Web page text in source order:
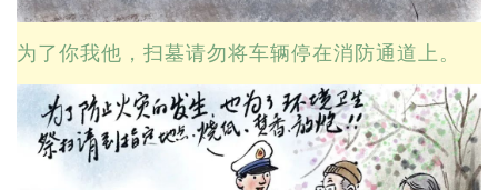
为了你我他，扫墓请勿将车辆停在消防通道上。